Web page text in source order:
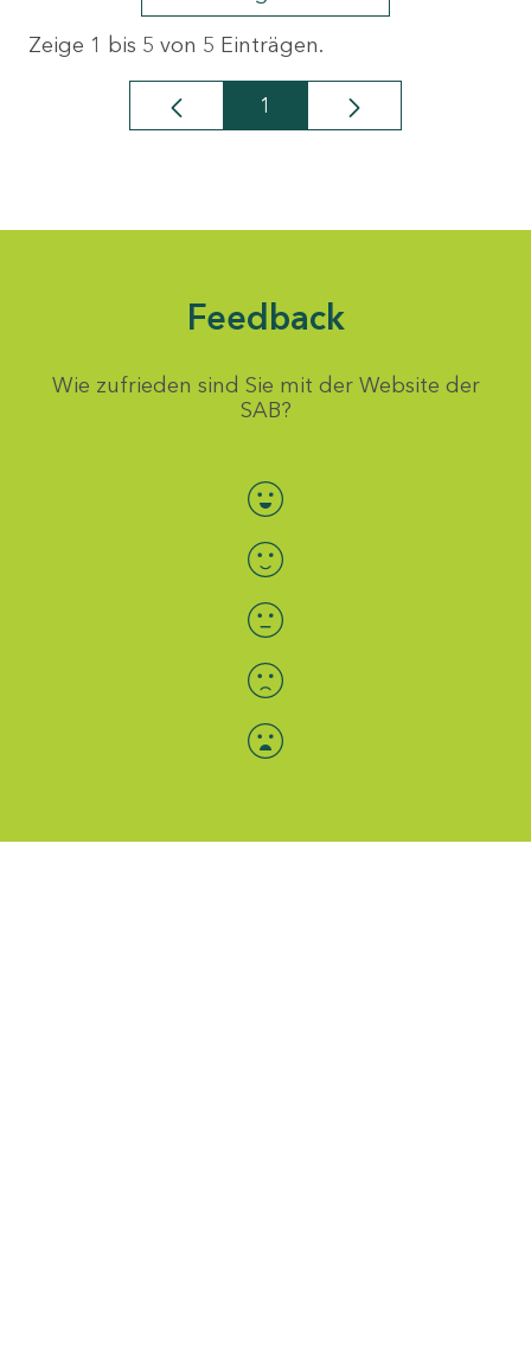
Zeige 1 bis 5 von 5 Einträgen.
Seite
1
Feedback
Wie zufrieden sind Sie mit der Website der
SAB?
Bewertung auswählen